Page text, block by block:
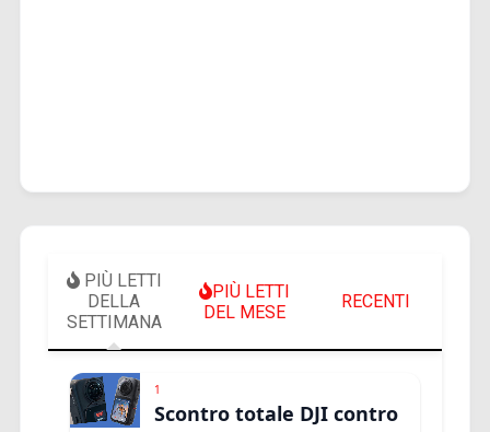
PIÙ LETTI
DELLA
SETTIMANA
PIÙ LETTI
DEL MESE
RECENTI
1
Scontro totale DJI contro